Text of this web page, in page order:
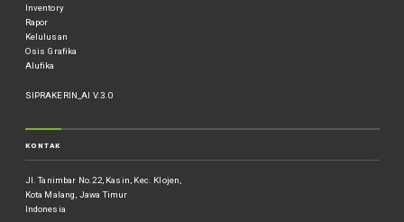
Inventory
Rapor
Kelulusan
Osis Grafika
Alufika
SIPRAKERIN_AI V.3.0
KONTAK
Jl. Tanimbar No.22, Kasin, Kec. Klojen,
Kota Malang, Jawa Timur
Indonesia